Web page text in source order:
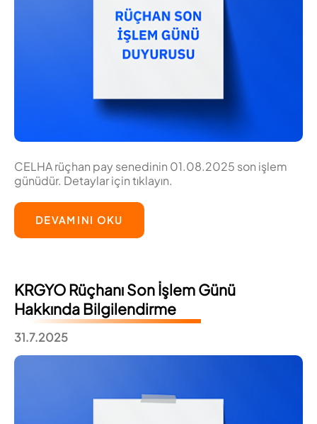
CELHA rüçhan pay senedinin 01.08.2025 son işlem
günüdür. Detaylar için tıklayın.
DEVAMINI OKU
KRGYO Rüçhanı Son İşlem Günü
Hakkında Bilgilendirme
31.7.2025